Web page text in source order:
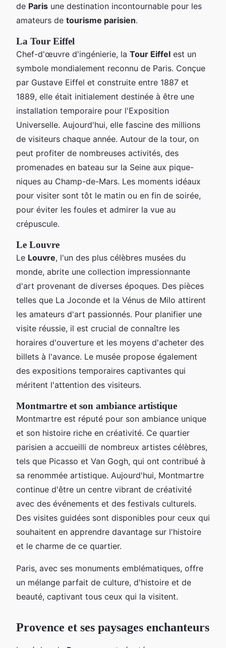
de Paris une destination incontournable pour les
amateurs de tourisme parisien.
La Tour Eiffel
Chef-d'œuvre d'ingénierie, la Tour Eiffel est un
symbole mondialement reconnu de Paris. Conçue
par Gustave Eiffel et construite entre 1887 et
1889, elle était initialement destinée à être une
installation temporaire pour l'Exposition
Universelle. Aujourd'hui, elle fascine des millions
de visiteurs chaque année. Autour de la tour, on
peut profiter de nombreuses activités, des
promenades en bateau sur la Seine aux pique-
niques au Champ-de-Mars. Les moments idéaux
pour visiter sont tôt le matin ou en fin de soirée,
pour éviter les foules et admirer la vue au
crépuscule.
Le Louvre
Le Louvre, l'un des plus célèbres musées du
monde, abrite une collection impressionnante
d'art provenant de diverses époques. Des pièces
telles que La Joconde et la Vénus de Milo attirent
les amateurs d'art passionnés. Pour planifier une
visite réussie, il est crucial de connaître les
horaires d'ouverture et les moyens d'acheter des
billets à l'avance. Le musée propose également
des expositions temporaires captivantes qui
méritent l'attention des visiteurs.
Montmartre et son ambiance artistique
Montmartre est réputé pour son ambiance unique
et son histoire riche en créativité. Ce quartier
parisien a accueilli de nombreux artistes célèbres,
tels que Picasso et Van Gogh, qui ont contribué à
sa renommée artistique. Aujourd'hui, Montmartre
continue d'être un centre vibrant de créativité
avec des événements et des festivals culturels.
Des visites guidées sont disponibles pour ceux qui
souhaitent en apprendre davantage sur l'histoire
et le charme de ce quartier.
Paris, avec ses monuments emblématiques, offre
un mélange parfait de culture, d'histoire et de
beauté, captivant tous ceux qui la visitent.
Provence et ses paysages enchanteurs